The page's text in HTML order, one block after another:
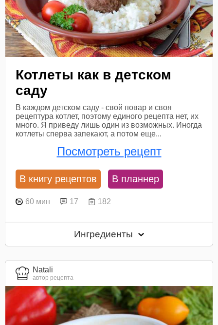
Котлеты как в детском
саду
В каждом детском саду - свой повар и своя
рецептура котлет, поэтому единого рецепта нет, их
много. Я приведу лишь один из возможных. Иногда
котлеты сперва запекают, а потом еще...
Посмотреть рецепт
В книгу рецептов В планнер
60 мин 17 182
Ингредиенты
Natali
автор рецепта